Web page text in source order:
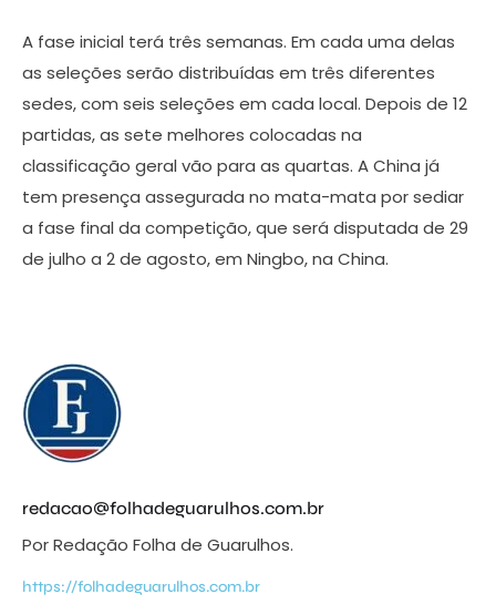
A fase inicial terá três semanas. Em cada uma delas
as seleções serão distribuídas em três diferentes
sedes, com seis seleções em cada local. Depois de 12
partidas, as sete melhores colocadas na
classificação geral vão para as quartas. A China já
tem presença assegurada no mata-mata por sediar
a fase final da competição, que será disputada de 29
de julho a 2 de agosto, em Ningbo, na China.
redacao@folhadeguarulhos.com.br
Por Redação Folha de Guarulhos.
https://folhadeguarulhos.com.br